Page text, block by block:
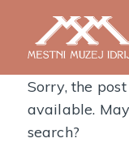
Nothing Found
Sorry, the
available.
search?